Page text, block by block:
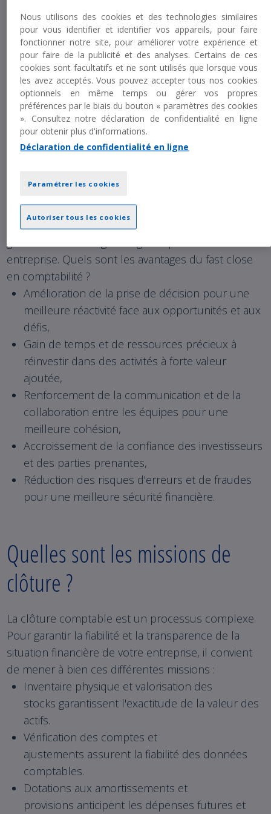
Le pouvoir de piloter votre
entreprise avec des données
fiables et actualisées
Le Fast Closing repose sur une méthodologie
d'amélioration continue. Cette synergie entre
technologie, collaboration et innovation permet de
générer des avantages tangibles pour votre
entreprise. Quels sont les avantages du fast close
en comptabilité ?
Amélioration de la prise de décision pour une
meilleure réactivité face aux opportunités et aux
défis,
Gain de temps et de ressources précieux à
réinvestir dans des activités à forte valeur
ajoutée,
Renforcement de la communication et de la
collaboration entre les équipes pour une
meilleure cohésion,
Accroissement de la confiance des investisseurs
et des parties prenantes,
Réduction des risques d'erreurs et de fraudes
pour une meilleure sécurité financière.
Quelles sont les missions de
clôture ?
La clôture comptable est un processus complexe.
Pour garantir la fiabilité et la transparence de la
situation financière de votre entreprise, il convient
de mener à bien ces différentes missions :
Inventaire physique et valorisation des
stocks garantissent l'exactitude de la valeur des
actifs.
Vérification des comptes et
ajustements assurent la fiabilité des données
comptables.
Dotations aux amortissements et
provisions anticipent les dépenses futures et
Nous utilisons des cookies et des technologies similaires
pour vous identifier et identifier vos appareils, pour faire
fonctionner notre site, pour améliorer votre expérience et
pour faire de la publicité et des analyses. Certains de ces
cookies sont facultatifs et ne sont utilisés que lorsque vous
les avez acceptés. Vous pouvez accepter tous nos cookies
optionnels en même temps ou gérer vos propres
préférences par le biais du bouton « paramètres des cookies
». Consultez notre déclaration de confidentialité en ligne
pour obtenir plus d'informations.
Déclaration de confidentialité en ligne
Autoriser tous les cookies
Paramétrer les cookies